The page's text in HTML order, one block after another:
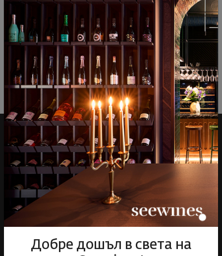
ОТЗИВИ И ОЦЕНКИ
Все още няма ревюта на този продукт
Напишете първото ревю
ОСТАВЕТЕ ВАШЕТО МНЕНИЕ
Добре дошъл в света на
Над 1300 вина от цял
свят
Физически магазини и
събития